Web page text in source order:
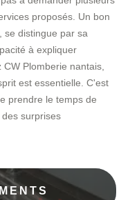
proposés. Un bon
se distingue par sa
à expliquer
Plomberie nantais,
est essentielle. C'est
prendre le temps de
surprises